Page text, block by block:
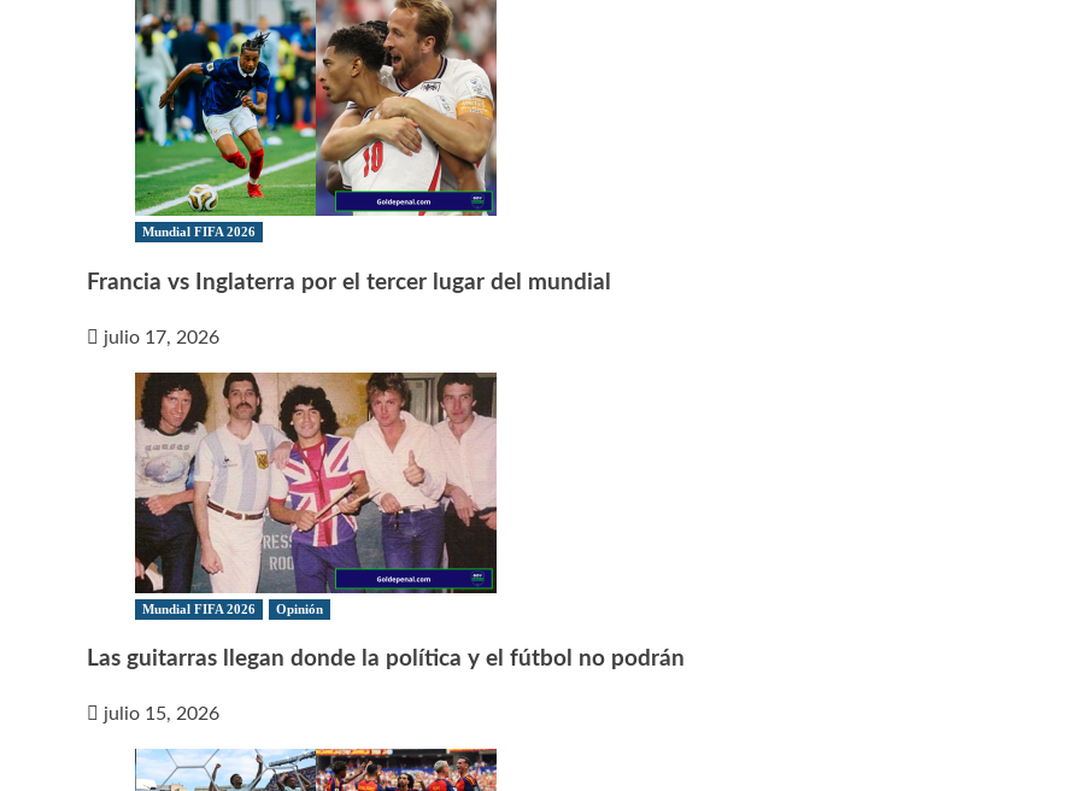
Mundial FIFA 2026
Francia vs Inglaterra por el tercer lugar del mundial
julio 17, 2026
Mundial FIFA 2026 Opinión
Las guitarras llegan donde la política y el fútbol no podrán
julio 15, 2026